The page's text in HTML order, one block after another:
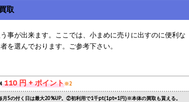
取
事が出来ます。ここでは、小まめに売りに出すのに便利な
を選んでおります。ご参考下さい。
110 円 + ポイント※2
5の付く日は最大20%UP。②初利用で1千pt(1pt=1円)※本体の買取も貰える。